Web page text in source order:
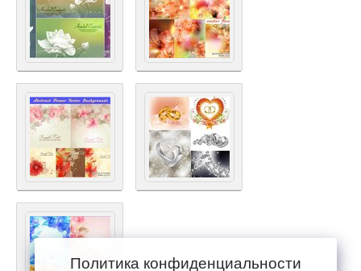
Политика конфиденциальности